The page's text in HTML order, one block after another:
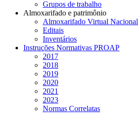
Grupos de trabalho
Almoxarifado e patrimônio
Almoxarifado Virtual Nacional
Editais
Inventários
Instruções Normativas PROAP
2017
2018
2019
2020
2021
2023
Normas Correlatas